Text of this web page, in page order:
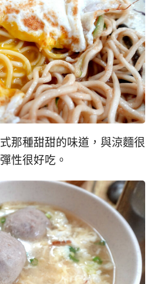
那種甜甜的味道，與涼麵很
性很好吃。